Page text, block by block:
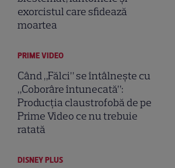
exorcistul care sfidează
moartea
PRIME VIDEO
Când „Fălci” se întâlnește cu
„Coborâre întunecată”:
Producția claustrofobă de pe
Prime Video ce nu trebuie
ratată
DISNEY PLUS